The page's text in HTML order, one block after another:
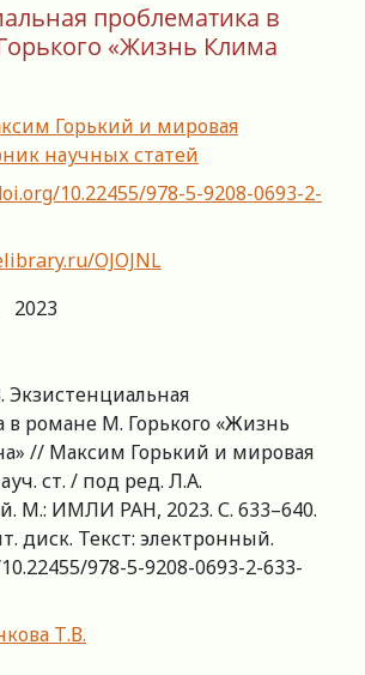
проблематика в
«Жизнь Клима
Горький и мировая
научных статей
10.22455/978-5-9208-0693-2-
OJOJNL
2023
Экзистенциальная
в романе М. Горького «Жизнь
// Максим Горький и мировая
ст. / под ред. Л.А.
М.: ИМЛИ РАН, 2023. С. 633–640.
диск. Текст: электронный.
978-5-9208-0693-2-633-
Т.В.